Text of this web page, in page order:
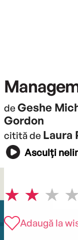
de Geshe
Gordon
citită de Laura
Asculți
Adaugă la